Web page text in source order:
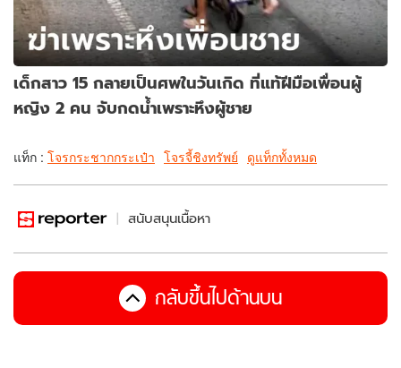
เด็กสาว 15 กลายเป็นศพในวันเกิด ที่แท้ฝีมือเพื่อนผู้
หญิง 2 คน จับกดน้ำเพราะหึงผู้ชาย
แท็ก : โจรกระชากกระเป๋า โจรจี้ชิงทรัพย์ ดูแท็กทั้งหมด
สนับสนุนเนื้อหา
กลับขึ้นไปด้านบน